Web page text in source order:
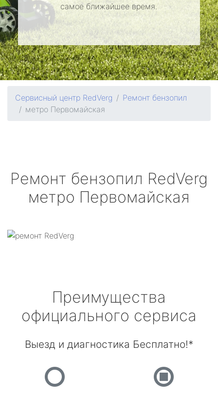
самое ближайшее время.
Сервисный центр RedVerg
Ремонт бензопил
метро Первомайская
Ремонт бензопил RedVerg
метро Первомайская
Преимущества
официального сервиса
Выезд и диагностика Бесплатно!*